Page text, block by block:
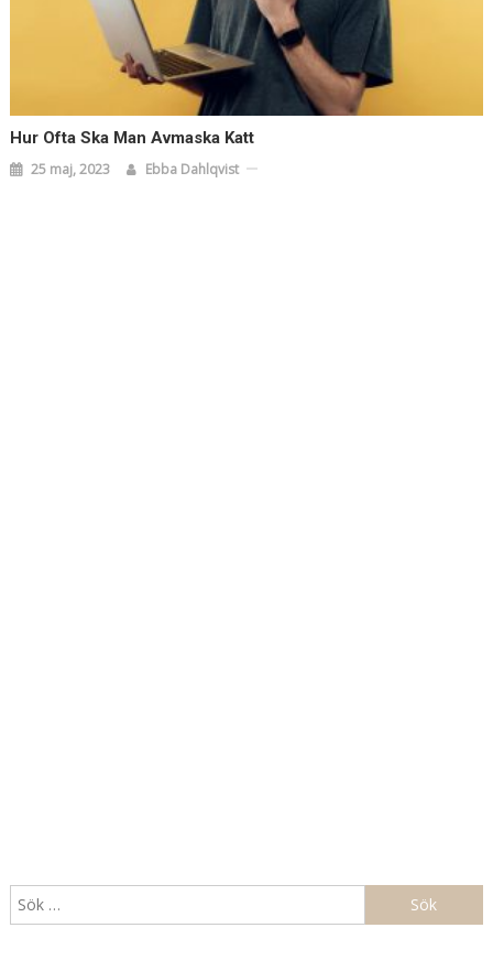
Hur Ofta Ska Man Avmaska Katt
25 maj, 2023 Ebba Dahlqvist
efter: